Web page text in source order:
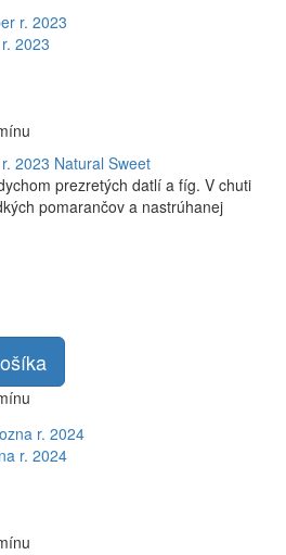
2023
2023 Natural Sweet
prezretých datlí a fíg. V chuti
pomarančov a nastrúhanej
r. 2024